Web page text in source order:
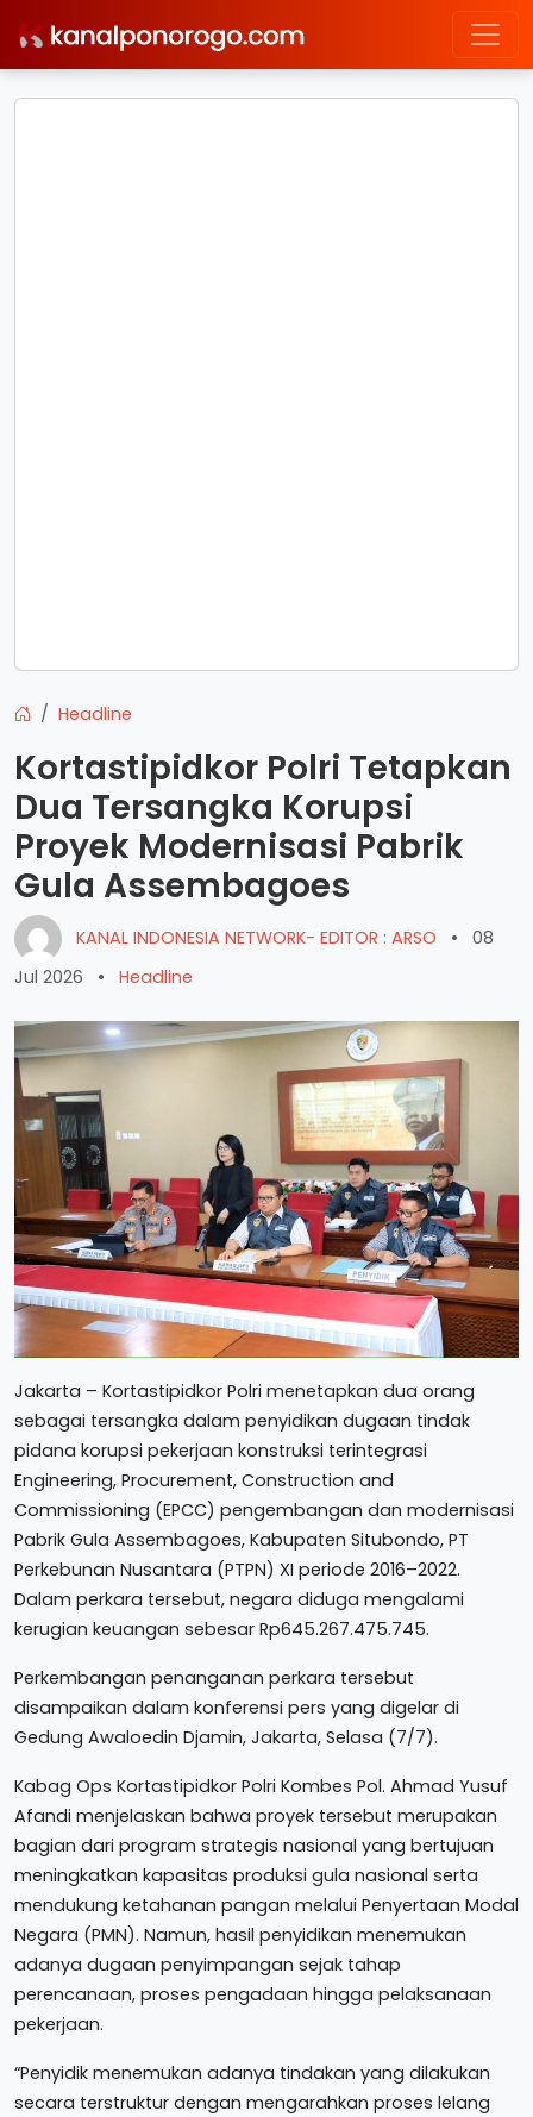
Headline
Kortastipidkor Polri Tetapkan
Dua Tersangka Korupsi
Proyek Modernisasi Pabrik
Gula Assembagoes
KANAL INDONESIA NETWORK- EDITOR : ARSO •
08
Jul 2026
• Headline
Jakarta – Kortastipidkor Polri menetapkan dua orang
sebagai tersangka dalam penyidikan dugaan tindak
pidana korupsi pekerjaan konstruksi terintegrasi
Engineering, Procurement, Construction and
Commissioning (EPCC) pengembangan dan modernisasi
Pabrik Gula Assembagoes, Kabupaten Situbondo, PT
Perkebunan Nusantara (PTPN) XI periode 2016–2022.
Dalam perkara tersebut, negara diduga mengalami
kerugian keuangan sebesar Rp645.267.475.745.
Perkembangan penanganan perkara tersebut
disampaikan dalam konferensi pers yang digelar di
Gedung Awaloedin Djamin, Jakarta, Selasa (7/7).
Kabag Ops Kortastipidkor Polri Kombes Pol. Ahmad Yusuf
Afandi menjelaskan bahwa proyek tersebut merupakan
bagian dari program strategis nasional yang bertujuan
meningkatkan kapasitas produksi gula nasional serta
mendukung ketahanan pangan melalui Penyertaan Modal
Negara (PMN). Namun, hasil penyidikan menemukan
adanya dugaan penyimpangan sejak tahap
perencanaan, proses pengadaan hingga pelaksanaan
pekerjaan.
“Penyidik menemukan adanya tindakan yang dilakukan
secara terstruktur dengan mengarahkan proses lelang